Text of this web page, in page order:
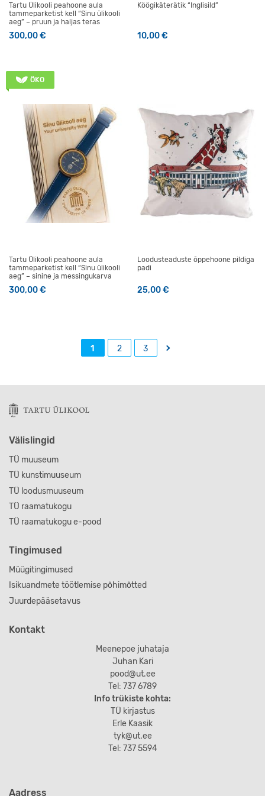
Tartu Ülikooli peahoone aula
tammeparketist kell “Sinu ülikooli
aeg” – pruun ja haljas teras
300,00€
Köögikäterätik “Inglisild”
10,00€
ÖKO
Tartu Ülikooli peahoone aula
tammeparketist kell “Sinu ülikooli
aeg” – sinine ja messingukarva
300,00€
Loodusteaduste õppehoone pildiga
padi
25,00€
1 2 3 →
Välislingid
TÜ muuseum
TÜ kunstimuuseum
TÜ loodusmuuseum
TÜ raamatukogu
TÜ raamatukogu e-pood
Tingimused
Müügitingimused
Isikuandmete töötlemise põhimõtted
Juurdepääsetavus
Kontakt
Meenepoe juhataja
Juhan Kari
pood@ut.ee
Tel: 737 6789
Info trükiste kohta:
TÜ kirjastus
Erle Kaasik
tyk@ut.ee
Tel: 737 5594
Aadress